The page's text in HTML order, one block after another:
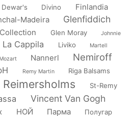
Dewar's Divino
Finlandia
Madeira Glenfiddich
Glen Moray
Johnnie
La Cappila Liviko Martell
Mozart Nannerl Nemiroff
Remy Martin Riga Balsams
St-Remy
Vincent Van Gogh
НОЙ Парма Полугар